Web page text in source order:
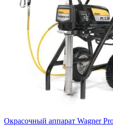
Окрасочный аппарат Wagner